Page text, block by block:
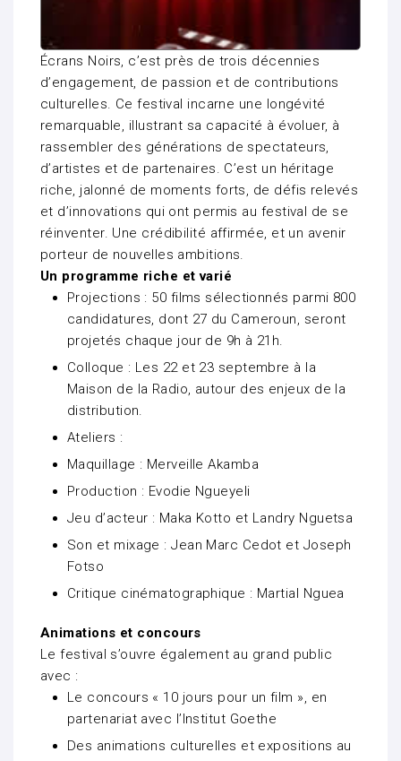
Écrans Noirs, c’est près de trois décennies
d’engagement, de passion et de contributions
culturelles. Ce festival incarne une longévité
remarquable, illustrant sa capacité à évoluer, à
rassembler des générations de spectateurs,
d’artistes et de partenaires. C’est un héritage
riche, jalonné de moments forts, de défis relevés
et d’innovations qui ont permis au festival de se
réinventer. Une crédibilité affirmée, et un avenir
porteur de nouvelles ambitions.
Un programme riche et varié
Projections : 50 films sélectionnés parmi 800
candidatures, dont 27 du Cameroun, seront
projetés chaque jour de 9h à 21h.
Colloque : Les 22 et 23 septembre à la
Maison de la Radio, autour des enjeux de la
distribution.
Ateliers :
Maquillage : Merveille Akamba
Production : Evodie Ngueyeli
Jeu d’acteur : Maka Kotto et Landry Nguetsa
Son et mixage : Jean Marc Cedot et Joseph
Fotso
Critique cinématographique : Martial Nguea
Animations et concours
Le festival s’ouvre également au grand public
avec :
Le concours « 10 jours pour un film », en
partenariat avec l’Institut Goethe
Des animations culturelles et expositions au